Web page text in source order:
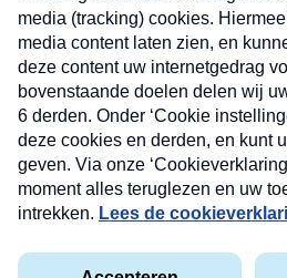
Privacyverklaring
Nieuwsbrief
Neem hier een gratis
nieuwsbrief. Elke vrijdag- en